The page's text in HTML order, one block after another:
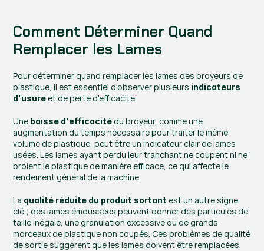
Comment Déterminer Quand
Remplacer les Lames
Pour déterminer quand remplacer les lames des broyeurs de
plastique, il est essentiel d'observer plusieurs indicateurs
d'usure et de perte d'efficacité.
Une baisse d'efficacité du broyeur, comme une
augmentation du temps nécessaire pour traiter le même
volume de plastique, peut être un indicateur clair de lames
usées. Les lames ayant perdu leur tranchant ne coupent ni ne
broient le plastique de manière efficace, ce qui affecte le
rendement général de la machine.
La qualité réduite du produit sortant est un autre signe
clé ; des lames émoussées peuvent donner des particules de
taille inégale, une granulation excessive ou de grands
morceaux de plastique non coupés. Ces problèmes de qualité
de sortie suggèrent que les lames doivent être remplacées.